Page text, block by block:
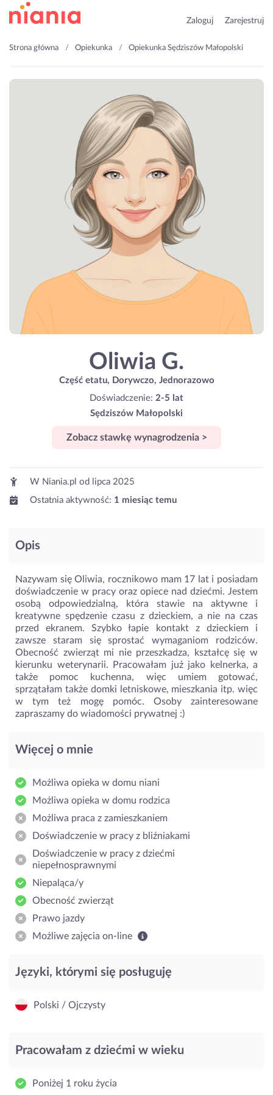
Zaloguj Zarejestruj
Strona główna Opiekunka Opiekunka Sędziszów Małopolski
Oliwia G.
Część etatu, Dorywczo, Jednorazowo
Doświadczenie: 2-5 lat
Sędziszów Małopolski
Zobacz stawkę wynagrodzenia >
W Niania.pl od
lipca 2025
Ostatnia aktywność: 1 miesiąc temu
Opis
Nazywam się Oliwia, rocznikowo mam 17 lat i posiadam
doświadczenie w pracy oraz opiece nad dziećmi. Jestem
osobą odpowiedzialną, która stawie na aktywne i
kreatywne spędzenie czasu z dzieckiem, a nie na czas
przed ekranem. Szybko łapie kontakt z dzieckiem i
zawsze staram się sprostać wymaganiom rodziców.
Obecność zwierząt mi nie przeszkadza, kształcę się w
kierunku weterynarii. Pracowałam już jako kelnerka, a
także pomoc kuchenna, więc umiem gotować,
sprzątałam także domki letniskowe, mieszkania itp. więc
w tym też mogę pomóc. Osoby zainteresowane
zapraszamy do wiadomości prywatnej :)
Więcej o mnie
Możliwa opieka w domu niani
Możliwa opieka w domu rodzica
Możliwa praca z zamieszkaniem
Doświadczenie w pracy z bliźniakami
Doświadczenie w pracy z dziećmi
niepełnosprawnymi
Niepaląca/y
Obecność zwierząt
Prawo jazdy
Możliwe zajęcia on-line
Języki, którymi się posługuję
Polski / Ojczysty
Pracowałam z dziećmi w wieku
Poniżej 1 roku życia